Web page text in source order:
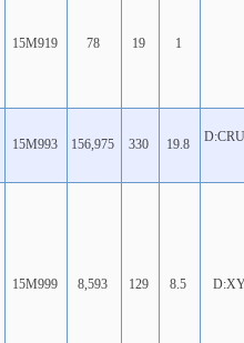
15M919 78 19 1
15M993 156,975 330 19.8
15M999 8,593 129 8.5